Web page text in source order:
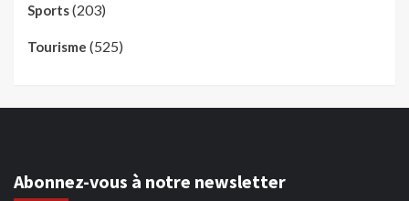
Sports(203)
Tourisme (525)
Abonnez-vous à notre newsletter